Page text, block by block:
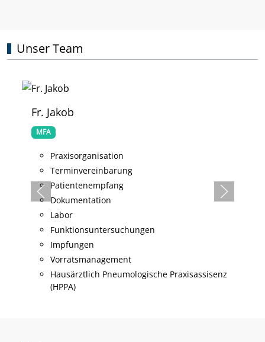
Unser Team
Fr. Jakob
MFA
Praxisorganisation
Terminvereinbarung
Patientenempfang
Dokumentation
Labor
Funktionsuntersuchungen
Impfungen
Vorratsmanagement
Hausärztlich Pneumologische Praxisassisenz
(HPPA)